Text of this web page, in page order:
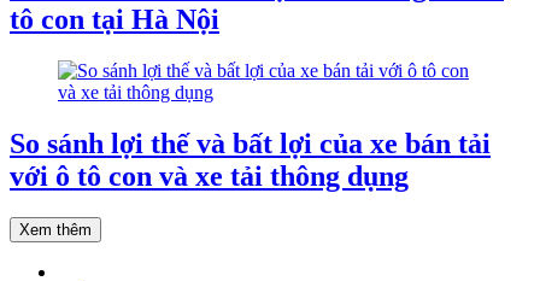
tô con tại Hà Nội
So sánh lợi thế và bất lợi của xe bán tải
với ô tô con và xe tải thông dụng
Xem thêm